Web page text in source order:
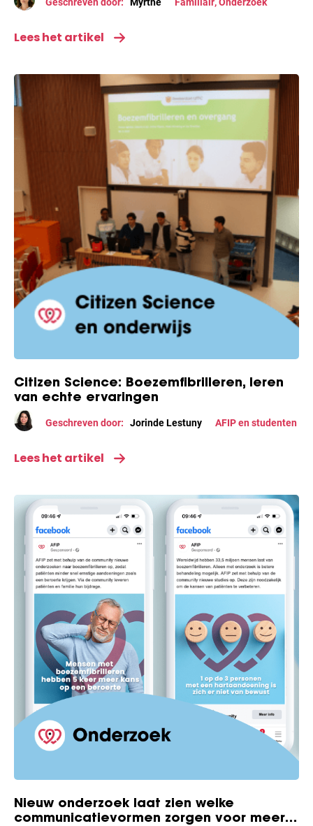
Geschreven door: Myrthe Familiair,Onderzoek
Lees het artikel
Citizen Science: Boezemfibrilleren, leren
van echte ervaringen
Geschreven door: Jorinde Lestuny AFIP en studenten
Lees het artikel
Nieuw onderzoek laat zien welke
communicatievormen zorgen voor meer